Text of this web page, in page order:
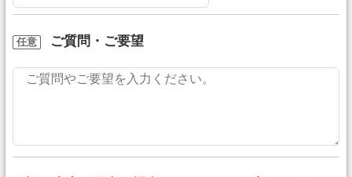
任意 ご質問・ご要望